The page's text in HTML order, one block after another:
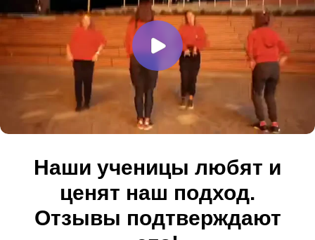
Наши ученицы любят и
ценят наш подход.
Отзывы подтверждают